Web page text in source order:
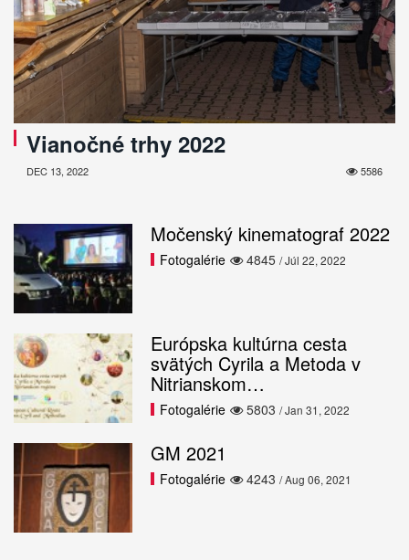
Vianočné trhy 2022
5586
DEC 13, 2022
Močenský kinematograf 2022
4845
Fotogalérie / Júl 22, 2022
Európska kultúrna cesta
svätých Cyrila a Metoda v
Nitrianskom…
5803
Fotogalérie / Jan 31, 2022
GM 2021
4243
Fotogalérie / Aug 06, 2021